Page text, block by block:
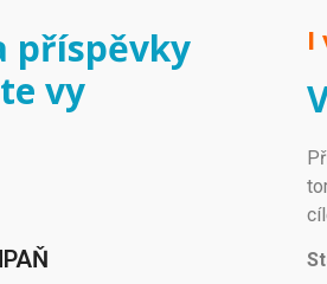
příspěvky
vy
I
Př
cí